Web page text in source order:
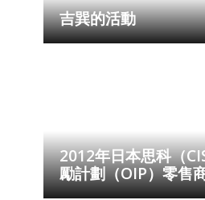
吉巽的活動
2012年日本思科（
勵計劃（OIP）零售